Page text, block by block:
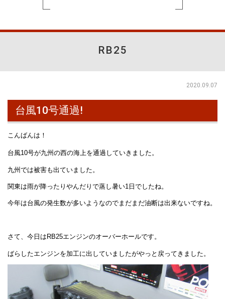
RB25
2020.09.07
台風10号通過!
こんばんは！
台風10号が九州の西の海上を通過していきました。
九州では被害も出ていました。
関東は雨が降ったりやんだりで蒸し暑い1日でしたね。
今年は台風の発生数が多いようなのでまだまだ油断は出来ないですね。
さて、今日はRB25エンジンのオーバーホールです。
ばらしたエンジンを加工に出していましたがやっと戻ってきました。